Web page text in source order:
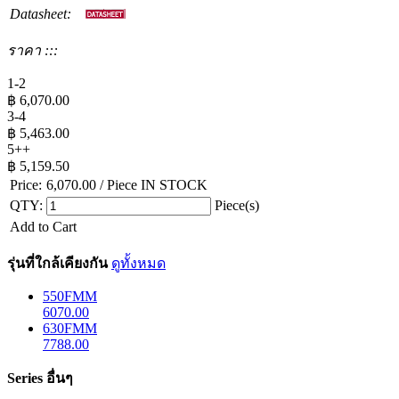
Datasheet:
ราคา :::
1-2
฿ 6,070.00
3-4
฿ 5,463.00
5++
฿ 5,159.50
Price: 6,070.00 / Piece IN STOCK
QTY:
Piece(s)
Add to Cart
รุ่นที่ใกล้เคียงกัน ดูทั้งหมด
550FMM
6070.00
630FMM
7788.00
Series อื่นๆ